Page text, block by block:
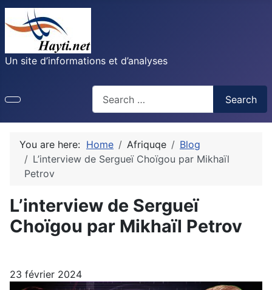
Un site d’informations et d’analyses
Search
You are here: Home Afriquqe
Blog
L’interview de Sergueï Choïgou par Mikhaïl
Petrov
L’interview de Sergueï
Choïgou par Mikhaïl Petrov
23 février 2024